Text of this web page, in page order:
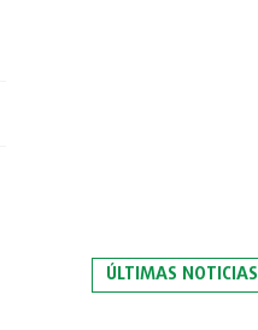
ÚLTIMAS NOTICIAS